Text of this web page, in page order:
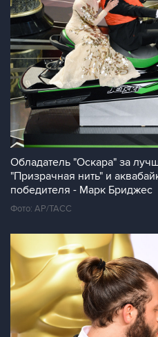
Обладатель "Оскара" за
"Призрачная нить" и
победителя - Марк Бриджес
Фото: AP/ТАСС